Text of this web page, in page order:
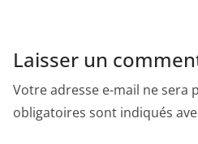
Laisser un
Votre adresse e-mail ne sera
obligatoires sont indiqués